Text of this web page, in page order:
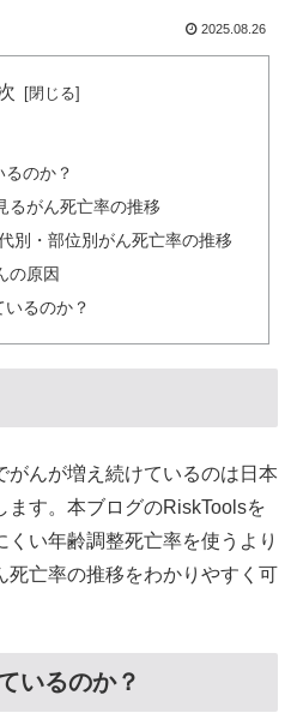
2025.08.26
のか？
るがん死亡率の推移
別・部位別がん死亡率の推移
の原因
いるのか？
がんが増え続けているのは日本
ます。本ブログのRiskToolsを
い年齢調整死亡率を使うより
死亡率の推移をわかりやすく可
いるのか？